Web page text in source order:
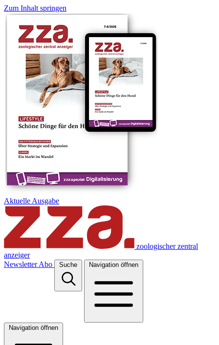
Zum Inhalt springen
Aktuelle Ausgabe
zoologischer zentral
anzeiger
Newsletter Abo Suche Navigation öffnen
Navigation öffnen